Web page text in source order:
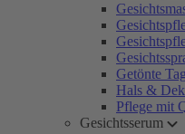
Getönte
Hals &
Pflege mit
Gesichtsserum